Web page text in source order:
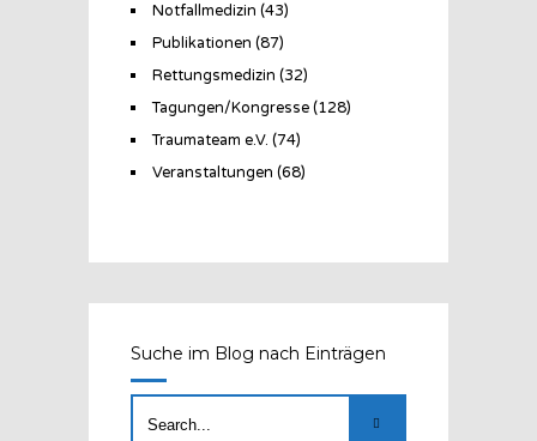
Notfallmedizin (43)
Publikationen (87)
Rettungsmedizin (32)
Tagungen/Kongresse(128)
Traumateam e.V. (74)
Veranstaltungen (68)
Suche im Blog nach Einträgen